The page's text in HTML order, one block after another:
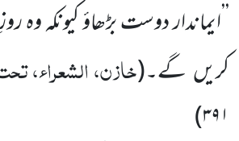
’’ایماندار دوست بڑھاؤ کیونکہ
کریں گے۔(خازن، الشعراء،
۳۹۱)